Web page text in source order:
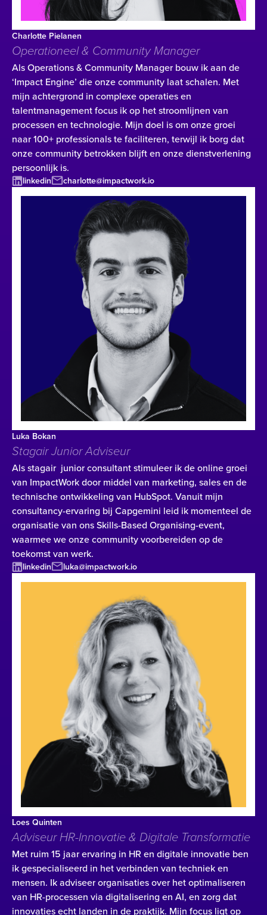
Charlotte Pielanen
Operationeel & Community Manager
Als Operations & Community Manager bouw ik aan de
‘Impact Engine’ die onze community laat schalen. Met
mijn achtergrond in complexe operaties en
talentmanagement focus ik op het stroomlijnen van
processen en technologie. Mijn doel is om onze groei
naar 100+ professionals te faciliteren, terwijl ik borg dat
onze community betrokken blijft en onze dienstverlening
persoonlijk is.
linkedin charlotte@impactwork.io
Luka Bokan
Stagair Junior Adviseur
Als stagair junior consultant stimuleer ik de online groei
van ImpactWork door middel van marketing, sales en de
technische ontwikkeling van HubSpot. Vanuit mijn
consultancy-ervaring bij Capgemini leid ik momenteel de
organisatie van ons Skills-Based Organising-event,
waarmee we onze community voorbereiden op de
toekomst van werk.
linkedin luka@impactwork.io
Loes Quinten
Adviseur HR-Innovatie & Digitale Transformatie
Met ruim 15 jaar ervaring in HR en digitale innovatie ben
ik gespecialiseerd in het verbinden van techniek en
mensen. Ik adviseer organisaties over het optimaliseren
van HR-processen via digitalisering en AI, en zorg dat
innovaties echt landen in de praktijk. Mijn focus ligt op